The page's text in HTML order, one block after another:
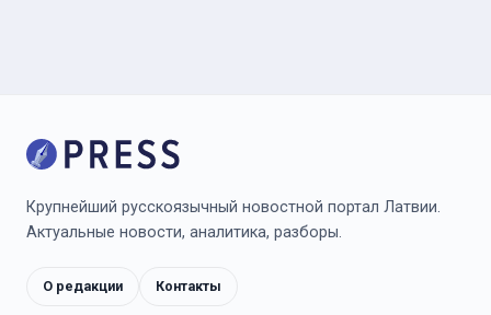
Крупнейший русскоязычный новостной портал Латвии.
Актуальные новости, аналитика, разборы.
О редакции Контакты